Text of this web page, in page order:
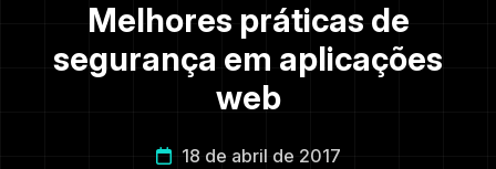
Melhores práticas de
segurança em aplicações
web
18 de abril de 2017